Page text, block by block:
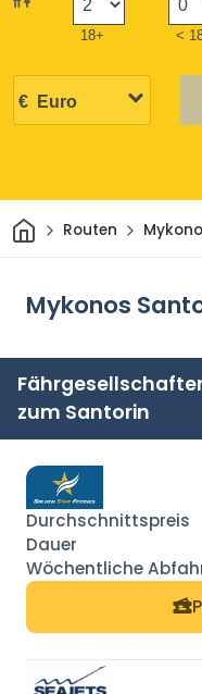
18+ <
HeimRouten
Mykonos
zum Santorin